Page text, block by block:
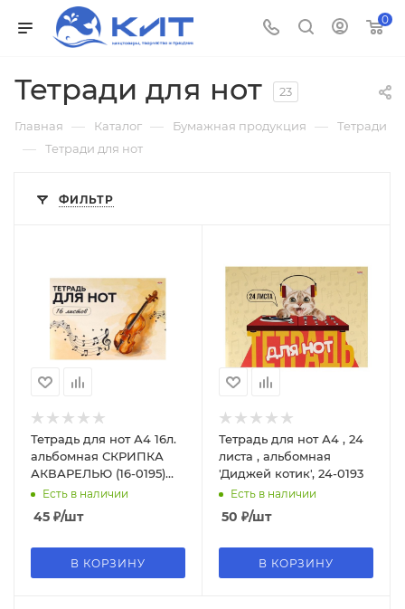
0
Тетради для нот 23
Главная — Каталог — Бумажная продукция — Тетради
— Тетради для нот
ФИЛЬТР
Тетрадь для нот А4 16л.
альбомная СКРИПКА
АКВАРЕЛЬЮ (16-0195)
(скр, цветная
мелов.обл.)
Есть в наличии
45 ₽/шт
В КОРЗИНУ
Тетрадь для нот А4 , 24
листа , альбомная
'Диджей котик', 24-0193
Есть в наличии
50 ₽/шт
В КОРЗИНУ